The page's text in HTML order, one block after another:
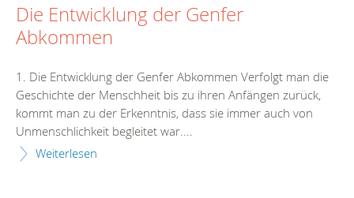
Die Entwicklung der Genfer
Abkommen
1. Die Entwicklung der Genfer Abkommen Verfolgt man die
Geschichte der Menschheit bis zu ihren Anfängen zurück,
kommt man zu der Erkenntnis, dass sie immer auch von
Unmenschlichkeit begleitet war....
Weiterlesen